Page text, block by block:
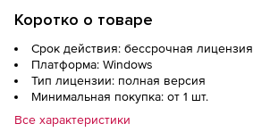
Коротко о товаре
Срок действия: бессрочная лицензия
Платформа: Windows
Тип лицензии: полная версия
Минимальная покупка: от 1 шт.
Все характеристики